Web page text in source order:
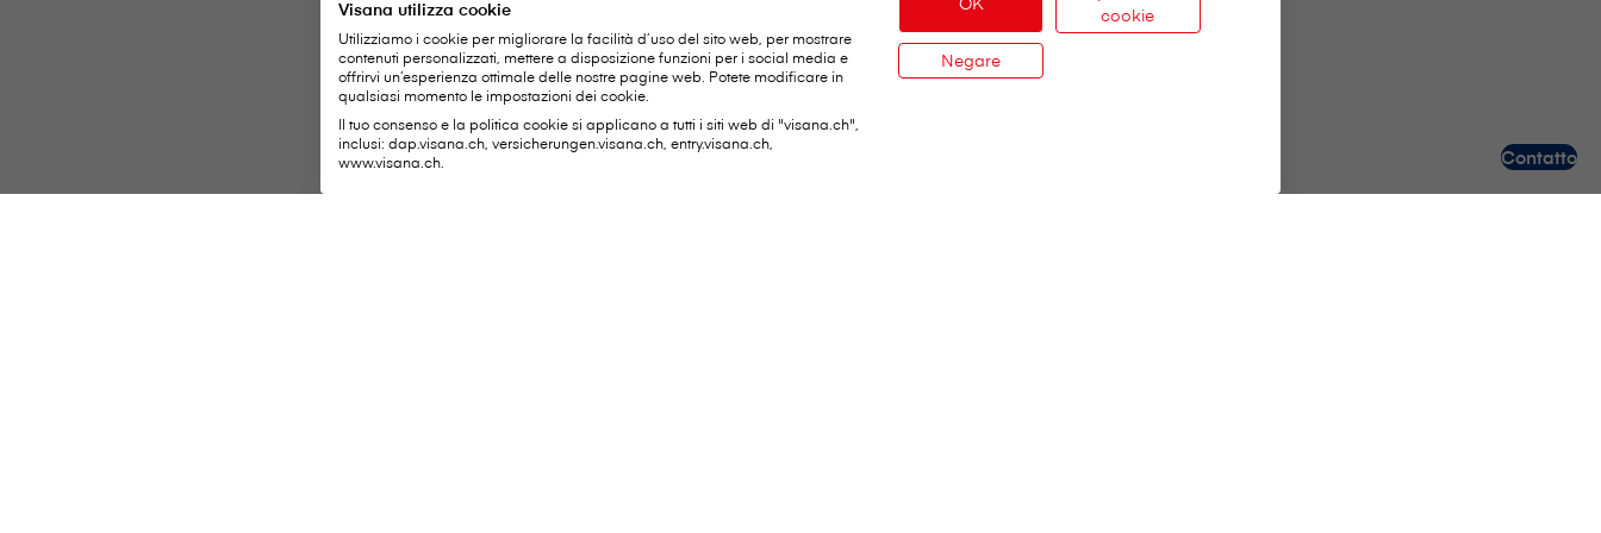
Contatto
Visana utilizza cookie
Utilizziamo i cookie per migliorare la facilità d’uso del sito web, per mostrare
contenuti personalizzati, mettere a disposizione funzioni per i social media e
offrirvi un’esperienza ottimale delle nostre pagine web. Potete modificare in
qualsiasi momento le impostazioni dei cookie.
Il tuo consenso e la politica cookie si applicano a tutti i siti web di "visana.ch",
inclusi: dap.visana.ch, versicherungen.visana.ch, entry.visana.ch,
www.visana.ch.
cookie
Negare